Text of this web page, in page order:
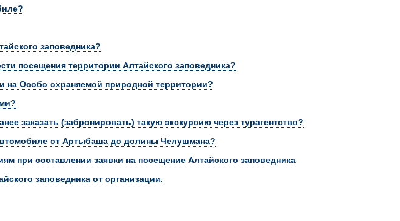
заповедника?
посещения территории Алтайского заповедника?
на Особо охраняемой природной территории?
заказать (забронировать) такую экскурсию через турагентство?
от Артыбаша до долины Челушмана?
при составлении заявки на посещение Алтайского заповедника
заповедника от организации.